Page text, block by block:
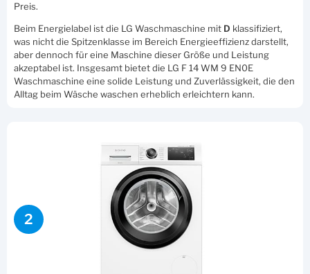
Preis.
Beim Energielabel ist die LG Waschmaschine mit D klassifiziert,
was nicht die Spitzenklasse im Bereich Energieeffizienz darstellt,
aber dennoch für eine Maschine dieser Größe und Leistung
akzeptabel ist. Insgesamt bietet die LG F 14 WM 9 EN0E
Waschmaschine eine solide Leistung und Zuverlässigkeit, die den
Alltag beim Wäsche waschen erheblich erleichtern kann.
2